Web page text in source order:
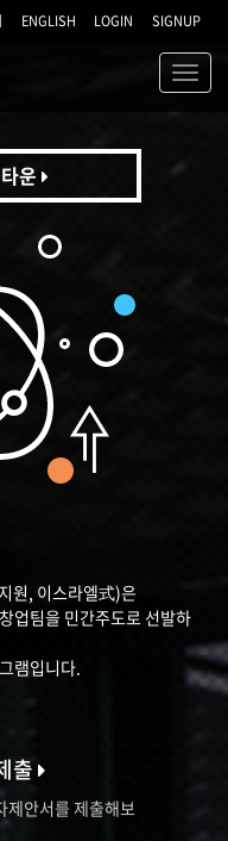
ENGLISH LOGIN SIGNUP
운
원, 이스라엘式)은
업팀을 민간주도로 선발하
램입니다.
출
제안서를 제출해보